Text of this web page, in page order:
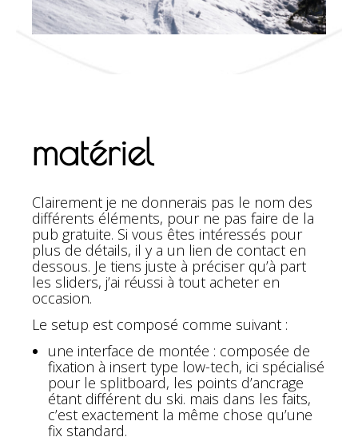
matériel
Clairement je ne donnerais pas le nom des
différents éléments, pour ne pas faire de la
pub gratuite. Si vous êtes intéressés pour
plus de détails, il y a un lien de contact en
dessous. Je tiens juste à préciser qu’à part
les sliders, j’ai réussi à tout acheter en
occasion.
Le setup est composé comme suivant :
une interface de montée : composée de
fixation à insert type low-tech, ici spécialisé
pour le splitboard, les points d’ancrage
étant différent du ski. mais dans les faits,
c’est exactement la même chose qu’une
fix standard.